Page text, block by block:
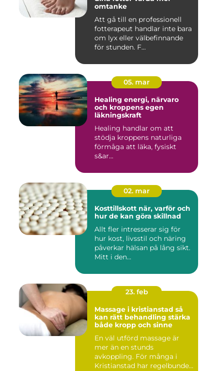
omtanke
Att gå till en professionell
fotterapeut handlar inte bara
om lyx eller välbefinnande
för stunden. F...
05. mar
Healing energi, närvaro
och kroppens egen
läkningskraft
Healing handlar om att
stödja kroppens naturliga
förmåga att läka, fysiskt
s&ar...
02. mar
Kosttillskott när, varför och
hur de kan göra skillnad
Allt fler intresserar sig för
hur kost, livsstil och näring
påverkar hälsan på lång sikt.
Mitt i den...
23. feb
Massage i kristianstad så
kan rätt behandling stärka
både kropp och sinne
En väl utförd massage är
mer än en stunds
avkoppling. För många i
Kristianstad har regelbunden